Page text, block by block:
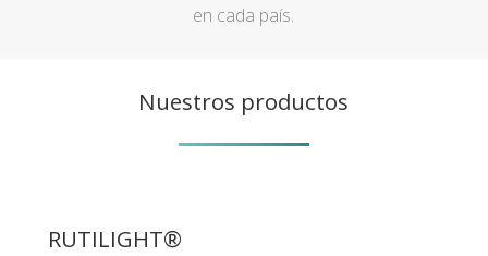
en cada país.
Nuestros productos
RUTILIGHT®